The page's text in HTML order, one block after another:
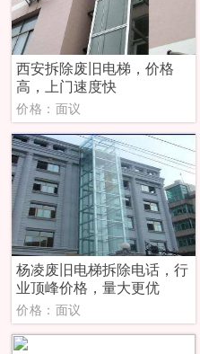
西安拆除废旧电梯，价格
高，上门速度快
价格：面议
杨凌废旧电梯拆除电话，行
业顶峰价格，量大更优
价格：面议